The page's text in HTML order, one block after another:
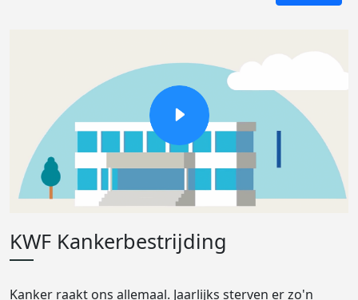
KWF Kankerbestrijding
Kanker raakt ons allemaal. Jaarlijks sterven er zo'n